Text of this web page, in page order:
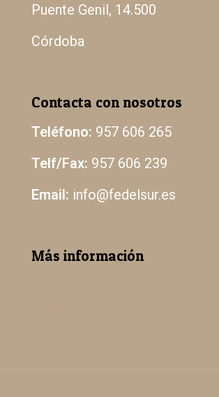
Puente Genil, 14.500
Córdoba
Contacta con nosotros
Teléfono: 957 606 265
Telf/Fax: 957 606 239
Email: info@fedelsur.es
Más información